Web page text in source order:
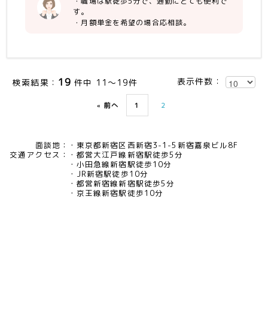
す。
・月額単金を希望の場合応相談。
検索結果： 19 件中 11～19件 表示件数：
« 前へ 1 2
面談地：
東京都新宿区西新宿3-1-5新宿嘉泉ビル8F
交通アクセス：
都営大江戸線新宿駅徒歩5分
小田急線新宿駅徒歩10分
JR新宿駅徒歩10分
都営新宿線新宿駅徒歩5分
京王線新宿駅徒歩10分